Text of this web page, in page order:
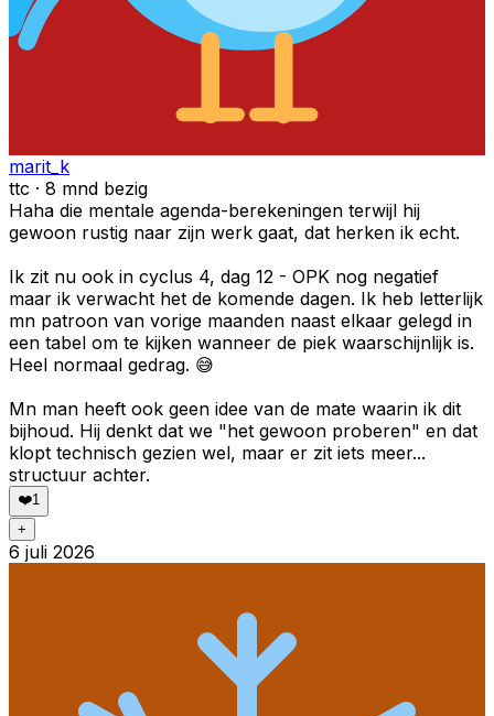
marit_k
ttc · 8 mnd bezig
Haha die mentale agenda-berekeningen terwijl hij
gewoon rustig naar zijn werk gaat, dat herken ik echt.
Ik zit nu ook in cyclus 4, dag 12 - OPK nog negatief
maar ik verwacht het de komende dagen. Ik heb letterlijk
mn patroon van vorige maanden naast elkaar gelegd in
een tabel om te kijken wanneer de piek waarschijnlijk is.
Heel normaal gedrag. 😅
Mn man heeft ook geen idee van de mate waarin ik dit
bijhoud. Hij denkt dat we "het gewoon proberen" en dat
klopt technisch gezien wel, maar er zit iets meer...
structuur achter.
❤️1
+
6 juli 2026